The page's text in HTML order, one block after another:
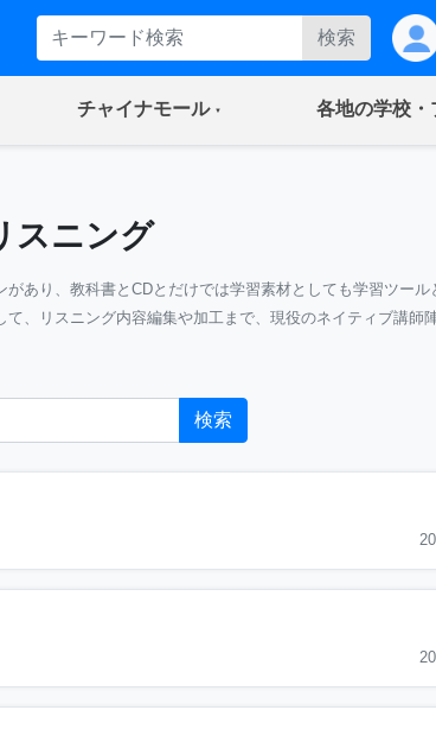
検索
チャイナモール(current) 各地の学校・
スニング
あり、教科書とCDとだけでは学習素材としても学習ツール
、リスニング内容編集や加工まで、現役のネイティブ講師
検索